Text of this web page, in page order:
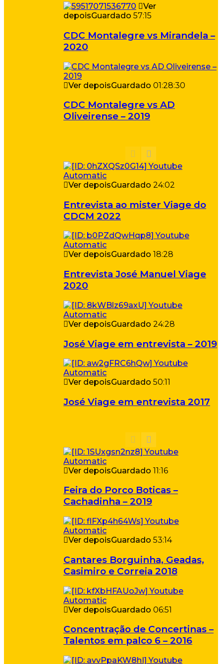
Ver
depoisGuardado 57:15
CDC Montalegre vs Mirandela –
2020
Ver depoisGuardado 01:28:30
CDC Montalegre vs AD
Oliveirense – 2019
Ver depoisGuardado 24:02
Entrevista ao mister Viage do
CDCM 2022
Ver depoisGuardado 18:28
Entrevista José Manuel Viage
2020
Ver depoisGuardado 24:28
José Viage em entrevista – 2019
Ver depoisGuardado 50:11
José Viage em entrevista 2017
Ver depoisGuardado 11:16
Feira do Porco Boticas –
Cachadinha – 2019
Ver depoisGuardado 53:14
Cantares Borguinha, Geadas,
Casimiro e Correia 2018
Ver depoisGuardado 06:51
Concentração de Concertinas –
Talentos em palco 6 – 2016